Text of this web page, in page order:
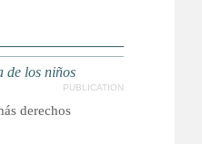
de los niños
PUBLICATION
derechos